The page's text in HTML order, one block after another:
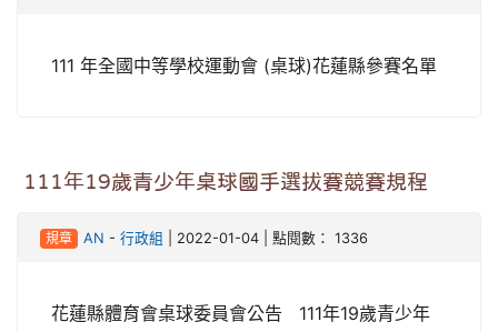
111 年全國中等學校運動會 (桌球)花蓮縣參賽名單
111年19歲青少年桌球國手選拔賽競賽規程
規章 AN - 行政組 | 2022-01-04 | 點閱數： 1336
花蓮縣體育會桌球委員會公告 111年19歲青少年